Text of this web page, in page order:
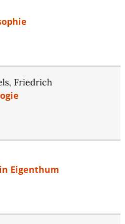
Friedrich
Eigenthum